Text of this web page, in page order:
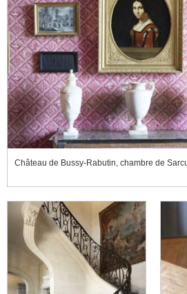
Château de Bussy-Rabutin, chambre de